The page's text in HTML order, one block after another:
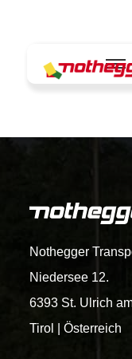
Nothegger
Niedersee 12.
6393 St. Ulrich
Tirol | Österreich